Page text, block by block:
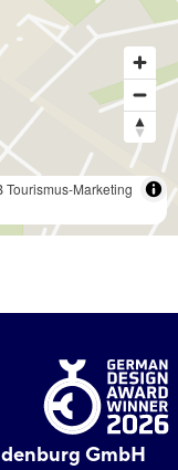
Tourismus-Marketing
GmbH